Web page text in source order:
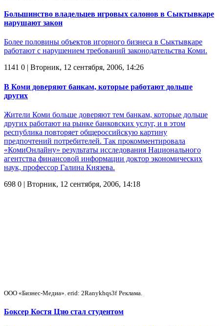
Большинство владельцев игровых салонов в Сыктывкаре
нарушают закон
Более половины объектов игорного бизнеса в Сыктывкаре
работают с нарушением требований законодательства Коми.
1141 0 | Вторник, 12 сентября, 2006, 14:26
В Коми доверяют банкам, которые работают дольше
других
Жители Коми больше доверяют тем банкам, которые дольше
других работают на рынке банковских услуг, и в этом
республика повторяет общероссийскую картину
предпочтений потребителей. Так прокомментировала
«КомиОнлайну» результаты исследования Национального
агентства финансовой информации доктор экономических
наук, профессор Галина Князева.
698 0 | Вторник, 12 сентября, 2006, 14:18
ООО «Бизнес-Медиа». erid: 2Ranykhqs3f Реклама.
Боксер Костя Цзю стал студентом